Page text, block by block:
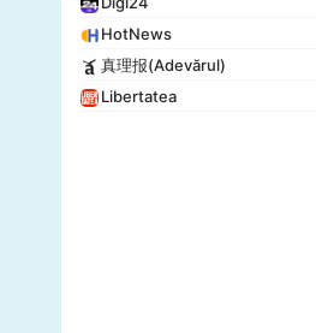
HotNews
真理报(Adevărul)
Libertatea